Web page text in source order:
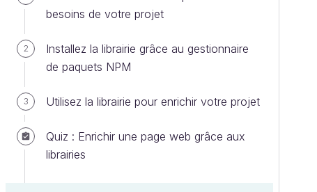
besoins de votre projet
2
Installez la librairie grâce au gestionnaire
de paquets NPM
3 Utilisez la librairie pour enrichir votre projet
Quiz : Enrichir une page web grâce aux
librairies